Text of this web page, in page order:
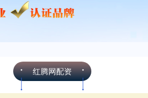
红腾网配资